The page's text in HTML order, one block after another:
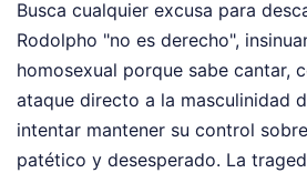
Busca cualquier excusa para
Rodolpho "no es derecho",
homosexual porque sabe cantar,
ataque directo a la masculinidad
intentar mantener su control
patético y desesperado. La